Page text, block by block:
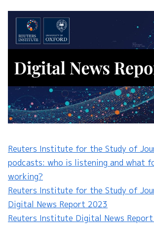
Reuters Institute for the Study of
podcasts: who is listening and what
working?
Reuters Institute for the Study of
Digital News Report 2023
Reuters Institute Digital News